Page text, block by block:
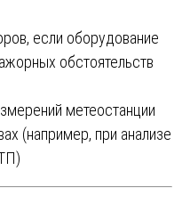
если оборудование
обстоятельств
метеостанции
(например, при анализе